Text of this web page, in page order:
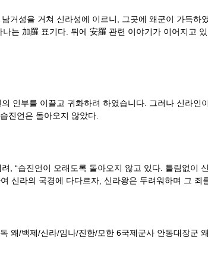
거성을 거쳐 신라성에 이르니, 그곳에 왜군이 가득
는 加羅 표기다. 뒤에 安羅 관련 이야기가 이어지고
인부를 이끌고 귀화하려 하였습니다. 그러나 신라
진언은 돌아오지 않았다.
, “습진언이 오래도록 돌아오지 않고 있다. 틀림없이
신라의 국경에 다다르자, 신라왕은 두려워하며 그
왜/백제/신라/임나/진한/모한 6국제군사 안동대장군